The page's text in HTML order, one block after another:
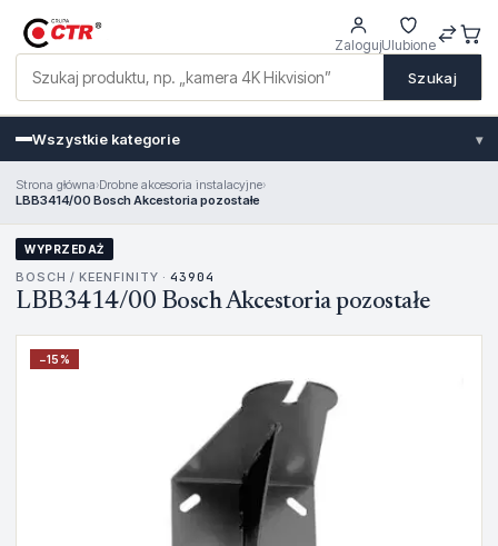
Szukaj
ZalogujUlubione
Wszystkie kategorie ▾
Strona główna›Drobne akcesoria instalacyjne›
LBB3414/00 Bosch Akcestoria pozostałe
WYPRZEDAŻ
BOSCH / KEENFINITY · 43904
LBB3414/00 Bosch Akcestoria pozostałe
−15%